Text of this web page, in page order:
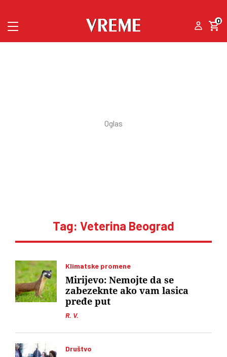
0
Tag: Veterina Beograd
Klimatske promene
R. V.
Mirijevo: Nemojte da se
zabezeknte ako vam lasica
pređe put
Društvo